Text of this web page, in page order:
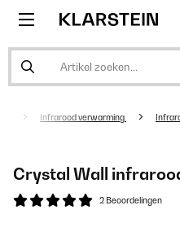
Infrarood verwarming
Crystal Wall
2 Beoordelingen